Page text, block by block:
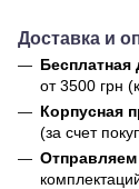
Доставка и
Бесплатная
от 3500 грн
Корпусная
(за счет